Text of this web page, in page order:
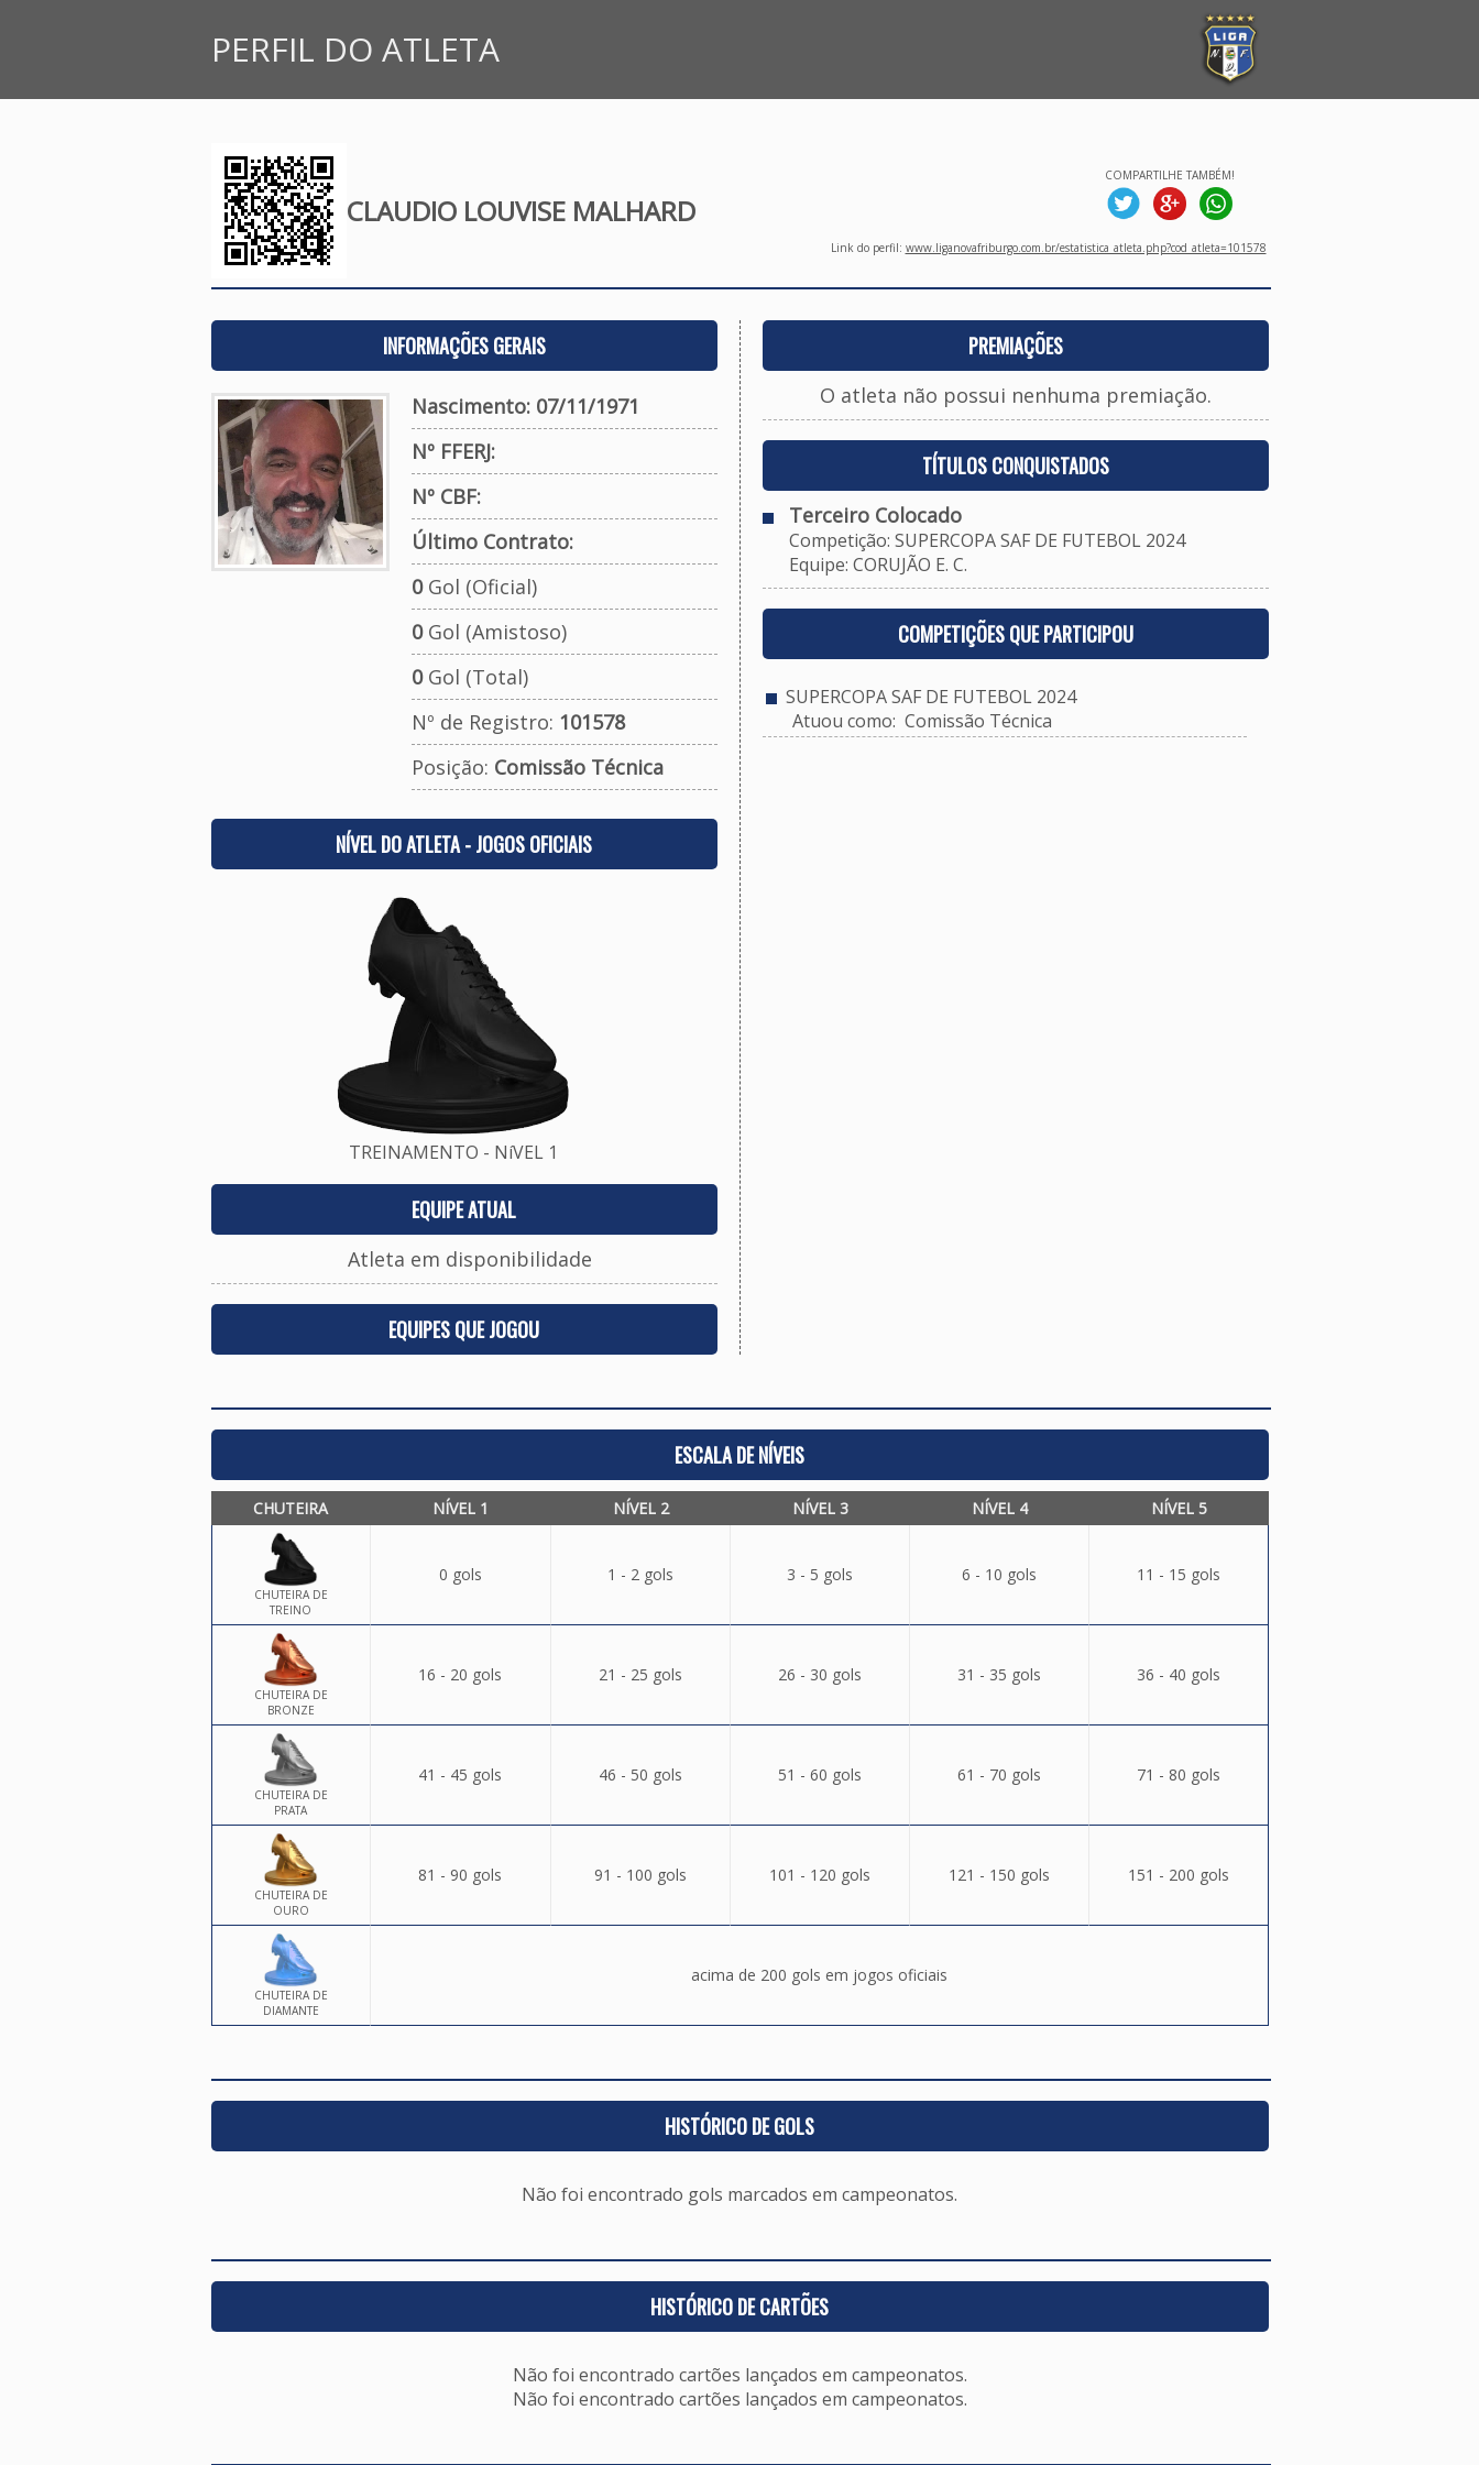
PERFIL DO ATLETA
CLAUDIO LOUVISE MALHARD
COMPARTILHE TAMBÉM!
Link do perfil: www.liganovafriburgo.com.br/estatistica_atleta.php?cod_atleta=101578
INFORMAÇÕES GERAIS
Nascimento: 07/11/1971
Nº FFERJ:
Nº CBF:
Último Contrato:
0Gol (Oficial)
0Gol (Amistoso)
0Gol (Total)
Nº de Registro: 101578
Posição: Comissão Técnica
NÍVEL DO ATLETA - JOGOS OFICIAIS
TREINAMENTO - NíVEL 1
EQUIPE ATUAL
Atleta em disponibilidade
EQUIPES QUE JOGOU
PREMIAÇÕES
O atleta não possui nenhuma premiação.
TÍTULOS CONQUISTADOS
Terceiro Colocado
Competição: SUPERCOPA SAF DE FUTEBOL 2024
Equipe: CORUJÃO E. C.
COMPETIÇÕES QUE PARTICIPOU
SUPERCOPA SAF DE FUTEBOL 2024
Atuou como: Comissão Técnica
ESCALA DE NÍVEIS
CHUTEIRA NÍVEL 1 NÍVEL 2 NÍVEL 3 NÍVEL 4 NÍVEL 5
CHUTEIRA DE
TREINO
0 gols 1 - 2 gols 3 - 5 gols 6 - 10 gols 11 - 15 gols
CHUTEIRA DE
BRONZE
16 - 20 gols 21 - 25 gols 26 - 30 gols 31 - 35 gols 36 - 40 gols
CHUTEIRA DE
PRATA
41 - 45 gols 46 - 50 gols 51 - 60 gols 61 - 70 gols 71 - 80 gols
CHUTEIRA DE
OURO
81 - 90 gols 91 - 100 gols 101 - 120 gols 121 - 150 gols 151 - 200 gols
CHUTEIRA DE
DIAMANTE
acima de 200 gols em jogos oficiais
HISTÓRICO DE GOLS
Não foi encontrado gols marcados em campeonatos.
HISTÓRICO DE CARTÕES
Não foi encontrado cartões lançados em campeonatos.
Não foi encontrado cartões lançados em campeonatos.